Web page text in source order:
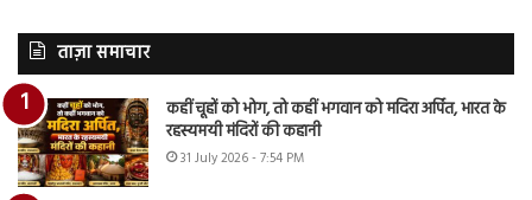
ताज़ा समाचार
कहीं चूहों को भोग, तो कहीं भगवान को मदिरा अर्पित, भारत के
रहस्यमयी मंदिरों की कहानी
31 July 2026 - 7:54 PM